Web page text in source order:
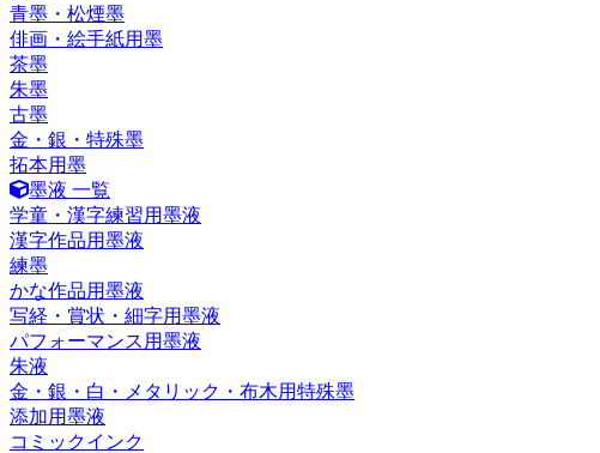
青墨・松煙墨
俳画・絵手紙用墨
茶墨
朱墨
古墨
金・銀・特殊墨
拓本用墨
墨液 一覧
学童・漢字練習用墨液
漢字作品用墨液
練墨
かな作品用墨液
写経・賞状・細字用墨液
パフォーマンス用墨液
朱液
金・銀・白・メタリック・布木用特殊墨
添加用墨液
コミックインク